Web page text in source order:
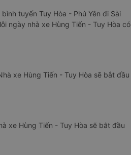
tuyến Tuy Hòa - Phú Yên đi Sài
ngày nhà xe Hùng Tiến - Tuy Hòa có
xe Hùng Tiến - Tuy Hòa sẽ bắt đầu
xe Hùng Tiến - Tuy Hòa sẽ bắt đầu